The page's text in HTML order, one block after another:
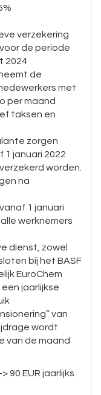
verzekering
de periode
2024
de
met
per maand
taksen en
zorgen
1 januari 2022
worden.
na
1 januari
werknemers
dienst, zowel
bij het BASF
EuroChem
jaarlijkse
van
wordt
van de maand
90 EUR jaarlijks